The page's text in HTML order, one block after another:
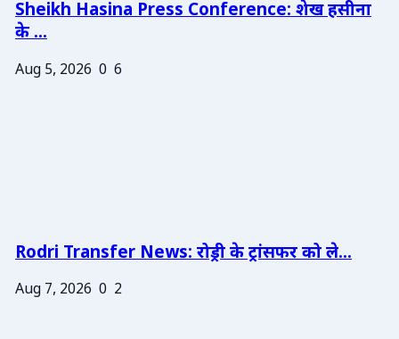
Sheikh Hasina Press Conference: शेख हसीना
के ...
Aug 5, 2026 0 6
Rodri Transfer News: रोड्री के ट्रांसफर को ले...
Aug 7, 2026 0 2